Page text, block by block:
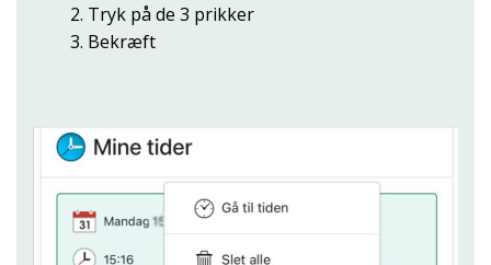
Tryk på de 3 prikker
Bekræft